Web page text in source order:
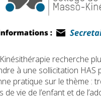
recherche
à une sollicitation HAS
pratique sur le thème :
vie de l’enfant et de